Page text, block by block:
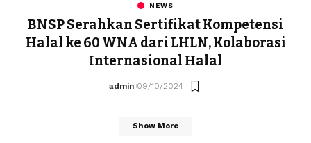
NEWS
BNSP Serahkan Sertifikat Kompetensi
Halal ke 60 WNA dari LHLN, Kolaborasi
Internasional Halal
admin 09/10/2024
Show More